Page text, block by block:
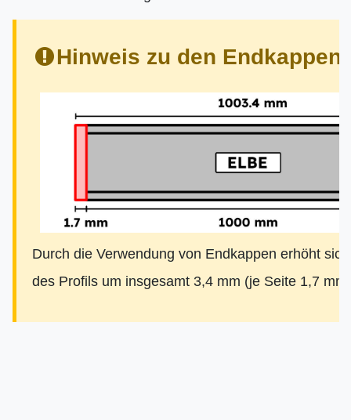
Hinweis zu den Endkappen:
Durch die Verwendung von Endkappen erhöht
des Profils um insgesamt 3,4 mm (je Seite 1,7